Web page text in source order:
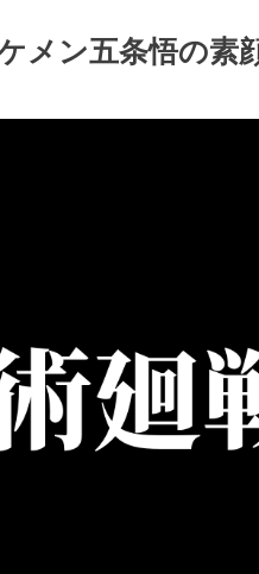
メン五条悟の